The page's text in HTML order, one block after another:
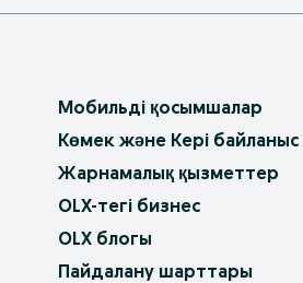
Мобильді қосымшалар
Көмек және Кері байланыс
Жарнамалық қызметтер
OLX-тегі бизнес
OLX блогы
Пайдалану шарттары